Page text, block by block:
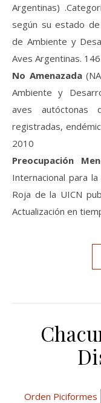
Argentinas)
según su estado
de Ambiente y
Aves Argentinas.
No Amenazada
Ambiente y
aves
registradas,
2010
Preocupación
Internacional para
Roja de la UICN
Actualización en
Orden Piciformes